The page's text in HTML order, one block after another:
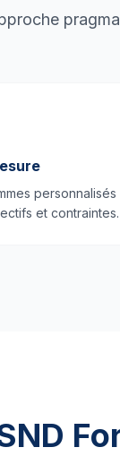
personnalisés
et contraintes.